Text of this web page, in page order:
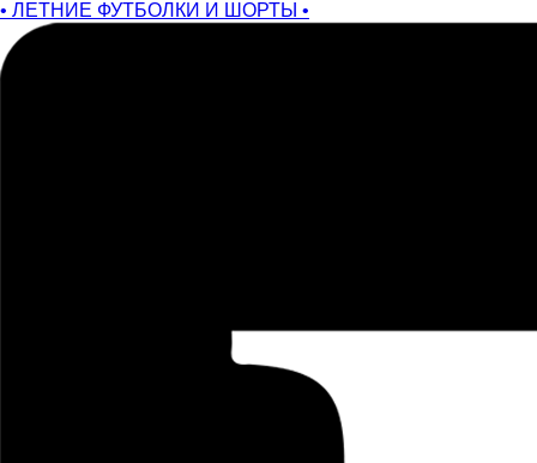
• ЛЕТНИЕ ФУТБОЛКИ И ШОРТЫ •